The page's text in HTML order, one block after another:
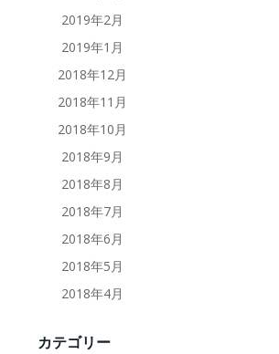
2019年2月
2019年1月
2018年12月
2018年11月
2018年10月
2018年9月
2018年8月
2018年7月
2018年6月
2018年5月
2018年4月
カテゴリー